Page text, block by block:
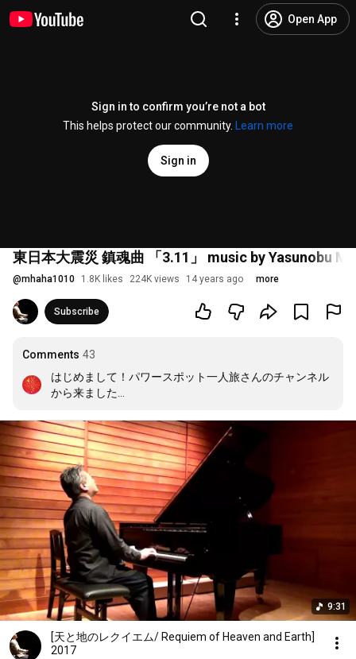
Open App
Sign in to confirm you’re not a bot
This helps protect our community.
Learn more
Sign in
東日本大震災 鎮魂曲 「3.11」 music by Yasunobu
@mhaha1010 1.8K likes 224K views 14 years ago more
Subscribe
Comments 43
はじめまして！パワースポット一人旅さんのチャンネル
から来ました
れ集まっては離れして踊っているかのような
そんなイメージがしました
3.11　あれから15年が経ちました
それぞれの背景があって、悲しい切ないどうにもならな
い思いどうしていいかわからない思いを
抱え続けていることもあるかとおもいます
そんな固くなったキモチを時に強く鼓舞しそしてやさし
く包み込んでくれるような光の曲
聞かせていただいてありがとうございました
9:31
[天と地のレクイエム/ Requiem of Heaven and Earth]
2017